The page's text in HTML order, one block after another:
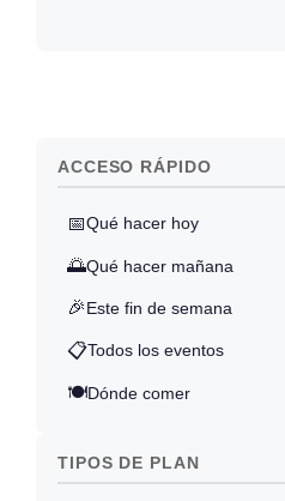
ACCESO RÁPIDO
📅Qué hacer hoy
🌅Qué hacer mañana
🎉Este fin de semana
📋Todos los eventos
🍽️Dónde comer
TIPOS DE PLAN